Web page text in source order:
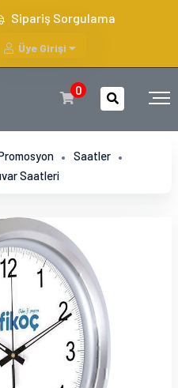
Sipariş Sorgulama
Üye Girişi
0
Saatler
Saatleri